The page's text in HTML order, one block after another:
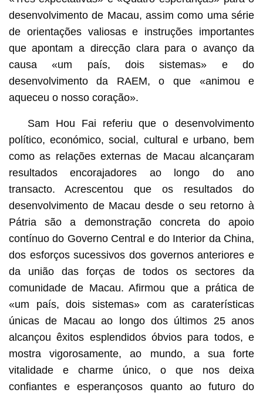
desenvolvimento de Macau, assim como uma série
de orientações valiosas e instruções importantes
que apontam a direcção clara para o avanço da
causa «um país, dois sistemas» e do
desenvolvimento da RAEM, o que «animou e
aqueceu o nosso coração».
Sam Hou Fai referiu que o desenvolvimento
político, económico, social, cultural e urbano, bem
como as relações externas de Macau alcançaram
resultados encorajadores ao longo do ano
transacto. Acrescentou que os resultados do
desenvolvimento de Macau desde o seu retorno à
Pátria são a demonstração concreta do apoio
contínuo do Governo Central e do Interior da China,
dos esforços sucessivos dos governos anteriores e
da união das forças de todos os sectores da
comunidade de Macau. Afirmou que a prática de
«um país, dois sistemas» com as caraterísticas
únicas de Macau ao longo dos últimos 25 anos
alcançou êxitos esplendidos óbvios para todos, e
mostra vigorosamente, ao mundo, a sua forte
vitalidade e charme único, o que nos deixa
confiantes e esperançosos quanto ao futuro do